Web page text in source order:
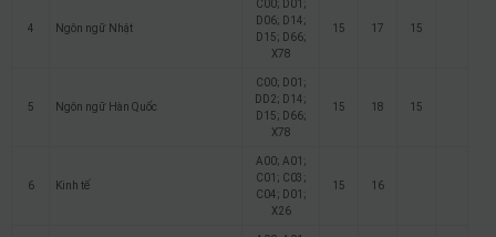
4 Ngôn ngữ Nhật
C00; D01;
D06; D14;
D15; D66;
X78
15 17 15
5 Ngôn ngữ Hàn Quốc
C00; D01;
DD2; D14;
D15; D66;
X78
15 18 15
6 Kinh tế
A00; A01;
C01; C03;
C04; D01;
X26
15 16